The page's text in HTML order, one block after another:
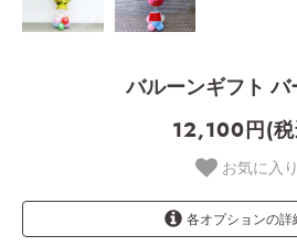
バルーンギフト バ
12,100円(
お気に入り
各オプションの詳